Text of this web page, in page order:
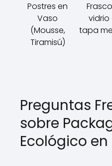
Postres en
Vaso
(Mousse,
Tiramisú)
vidrio
tapa
Preguntas
sobre
Ecológico